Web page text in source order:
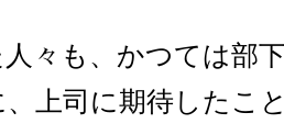
々も、かつては部
上司に期待したこ